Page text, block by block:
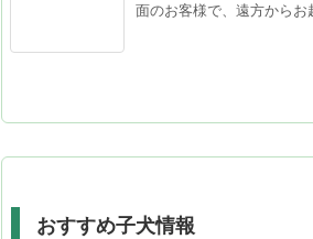
面のお客様で、遠方からお
おすすめ子犬情報